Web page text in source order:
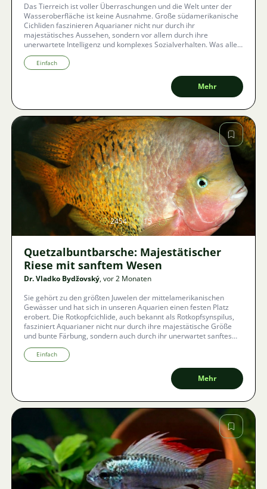
Das Tierreich ist voller Überraschungen und die Welt unter der
Wasseroberfläche ist keine Ausnahme. Große südamerikanische
Cichliden faszinieren Aquarianer nicht nur durch ihr
majestätisches Aussehen, sondern vor allem durch ihre
unerwartete Intelligenz und komplexes Sozialverhalten. Was alles
mit der Haltung dieser Persönlichkeiten der Fischwelt verbunden
ist, wie man ihnen ein Stück Wildnis im Wohnzimmer einrichtet
und warum man gefürchtete Crenicichla lieber meiden sollte?
Einfach
Mehr
Bild
2454 15
Quetzalbuntbarsche: Majestätischer
Riese mit sanftem Wesen
Dr. Vladko Bydžovský, vor 2 Monaten
Sie gehört zu den größten Juwelen der mittelamerikanischen
Gewässer und hat sich in unseren Aquarien einen festen Platz
erobert. Die Rotkopfcichlide, auch bekannt als Rotkopfsynspilus,
fasziniert Aquarianer nicht nur durch ihre majestätische Größe
und bunte Färbung, sondern auch durch ihr unerwartet sanftes
Wesen. Was alles die Haltung dieses intelligenten Riesen mit sich
bringt und wie man ihm in Gefangenschaft ideale Bedingungen
für eine erfolgreiche Aufzucht schafft?
Einfach
Mehr
Bild